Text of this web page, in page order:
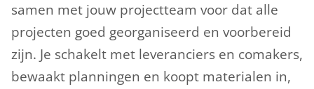
samen met jouw projectteam voor dat alle
projecten goed georganiseerd en voorbereid
zijn. Je schakelt met leveranciers en comakers,
bewaakt planningen en koopt materialen in,